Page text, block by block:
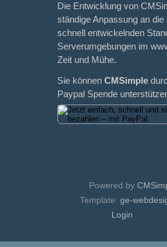
Die Entwicklung von
ständige Anpassung an
schnell entwickelnden
Serverumgebungen im
Zeit und Mühe.
Sie können CMSimple
Paypal Spende
Powered by
Template: ge-
Login